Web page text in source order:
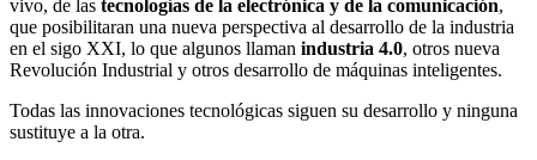
vivo, de las tecnologías de la electrónica y de la comunicación,
que posibilitaran una nueva perspectiva al desarrollo de la industria
en el sigo XXI, lo que algunos llaman industria 4.0, otros nueva
Revolución Industrial y otros desarrollo de máquinas inteligentes.
Todas las innovaciones tecnológicas siguen su desarrollo y ninguna
sustituye a la otra.